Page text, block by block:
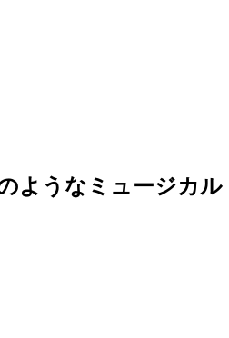
ようなミュージカ